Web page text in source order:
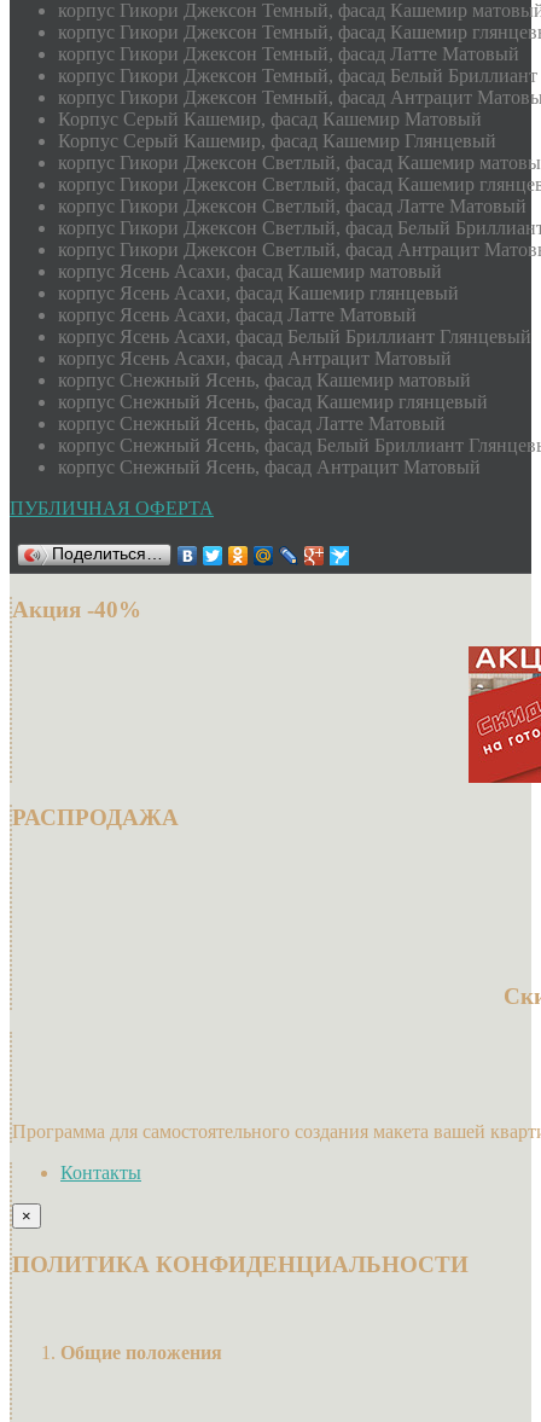
корпус Гикори Джексон Темный, фасад Кашемир
корпус Гикори Джексон Темный, фасад Кашемир
корпус Гикори Джексон Темный, фасад Латте Матовый
корпус Гикори Джексон Темный, фасад Белый
корпус Гикори Джексон Темный, фасад Антрацит
Корпус Серый Кашемир, фасад Кашемир Матовый
Корпус Серый Кашемир, фасад Кашемир Глянцевый
корпус Гикори Джексон Светлый, фасад Кашемир
корпус Гикори Джексон Светлый, фасад Кашемир
корпус Гикори Джексон Светлый, фасад Латте Матовый
корпус Гикори Джексон Светлый, фасад Белый
корпус Гикори Джексон Светлый, фасад Антрацит
корпус Ясень Асахи, фасад Кашемир матовый
корпус Ясень Асахи, фасад Кашемир глянцевый
корпус Ясень Асахи, фасад Латте Матовый
корпус Ясень Асахи, фасад Белый Бриллиант Глянцевый
корпус Ясень Асахи, фасад Антрацит Матовый
корпус Снежный Ясень, фасад Кашемир матовый
корпус Снежный Ясень, фасад Кашемир глянцевый
корпус Снежный Ясень, фасад Латте Матовый
корпус Снежный Ясень, фасад Белый Бриллиант
корпус Снежный Ясень, фасад Антрацит Матовый
ПУБЛИЧНАЯ ОФЕРТА
Поделиться…
Акция -40%
РАСПРОДАЖА
Программа для самостоятельного создания макета вашей
Контакты
×
ПОЛИТИКА КОНФИДЕНЦИАЛЬНОСТИ
Общие положения